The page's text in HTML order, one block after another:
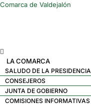
Comarca de Valdejalón
Menú
LA COMARCA
SALUDO DE LA PRESIDENCIA
CONSEJEROS
JUNTA DE GOBIERNO
COMISIONES INFORMATIVAS